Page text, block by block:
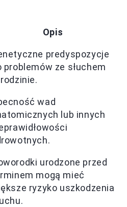
Opis
predyspozycje
problemów ze słuchem
wad
lub innych
urodzone przed
mogą mieć
ryzyko uszkodzenia